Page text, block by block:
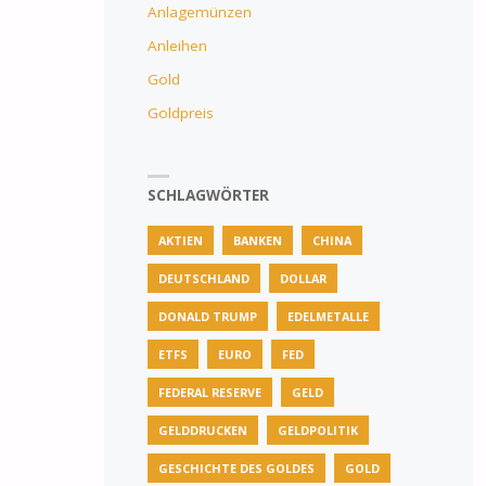
Anlagemünzen
Anleihen
Gold
Goldpreis
SCHLAGWÖRTER
AKTIEN BANKEN CHINA
DEUTSCHLAND DOLLAR
DONALD TRUMP EDELMETALLE
ETFS EURO FED
FEDERAL RESERVE GELD
GELDDRUCKEN GELDPOLITIK
GESCHICHTE DES GOLDES GOLD